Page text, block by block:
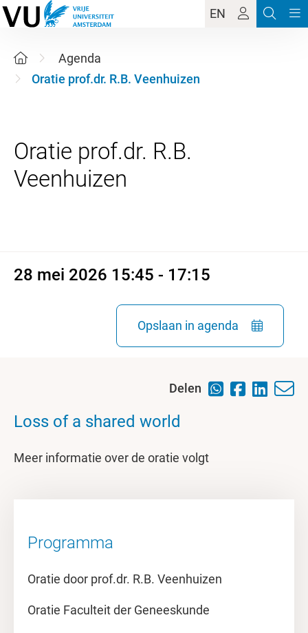
EN
Agenda
Oratie prof.dr. R.B. Veenhuizen
Oratie prof.dr. R.B.
28 mei 2026 15:45 - 17:15
Opslaan in agenda
Delen
Loss of a shared world
Meer informatie over de oratie volgt
Programma
Oratie door prof.dr. R.B. Veenhuizen
Oratie Faculteit der Geneeskunde